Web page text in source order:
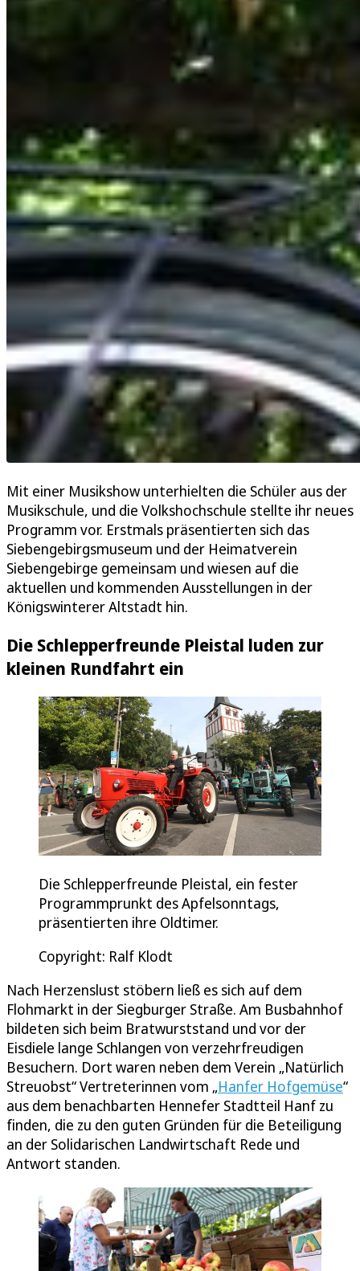
Mit einer Musikshow unterhielten die Schüler aus der
Musikschule, und die Volkshochschule stellte ihr neues
Programm vor. Erstmals präsentierten sich das
Siebengebirgsmuseum und der Heimatverein
Siebengebirge gemeinsam und wiesen auf die
aktuellen und kommenden Ausstellungen in der
Königswinterer Altstadt hin.
Die Schlepperfreunde Pleistal luden zur
kleinen Rundfahrt ein
Die Schlepperfreunde Pleistal, ein fester
Programmprunkt des Apfelsonntags,
präsentierten ihre Oldtimer.
Copyright: Ralf Klodt
Nach Herzenslust stöbern ließ es sich auf dem
Flohmarkt in der Siegburger Straße. Am Busbahnhof
bildeten sich beim Bratwurststand und vor der
Eisdiele lange Schlangen von verzehrfreudigen
Besuchern. Dort waren neben dem Verein „Natürlich
Streuobst“ Vertreterinnen vom „Hanfer Hofgemüse“
aus dem benachbarten Hennefer Stadtteil Hanf zu
finden, die zu den guten Gründen für die Beteiligung
an der Solidarischen Landwirtschaft Rede und
Antwort standen.